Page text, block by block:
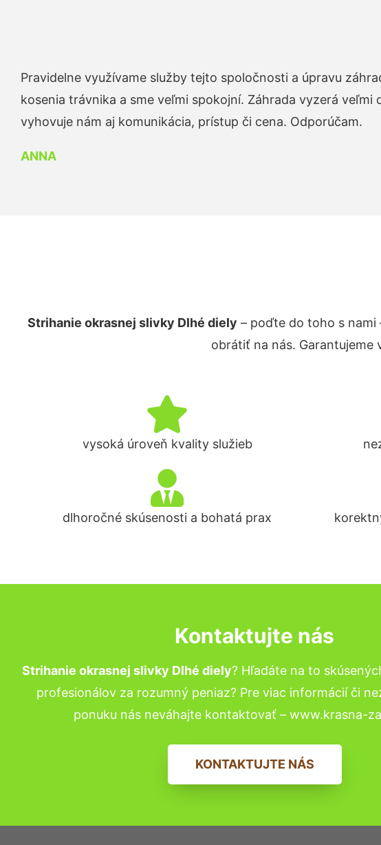
Pravidelne využívame služby tejto spoločnosti a úpravu
kosenia trávnika a sme veľmi spokojní. Záhrada vyzerá veľmi
vyhovuje nám aj komunikácia, prístup či cena. Odporúčam.
ANNA
Strihanie okrasnej slivky Dlhé diely – poďte do toho s nami
obrátiť na nás. Garantujeme
vysoká úroveň kvality služieb
dlhoročné skúsenosti a bohatá prax
Kontaktujte nás
Strihanie okrasnej slivky Dlhé diely? Hľadáte na to
profesionálov za rozumný peniaz? Pre viac informácií či
ponuku nás neváhajte kontaktovať – www.krasna-
KONTAKTUJTE NÁS